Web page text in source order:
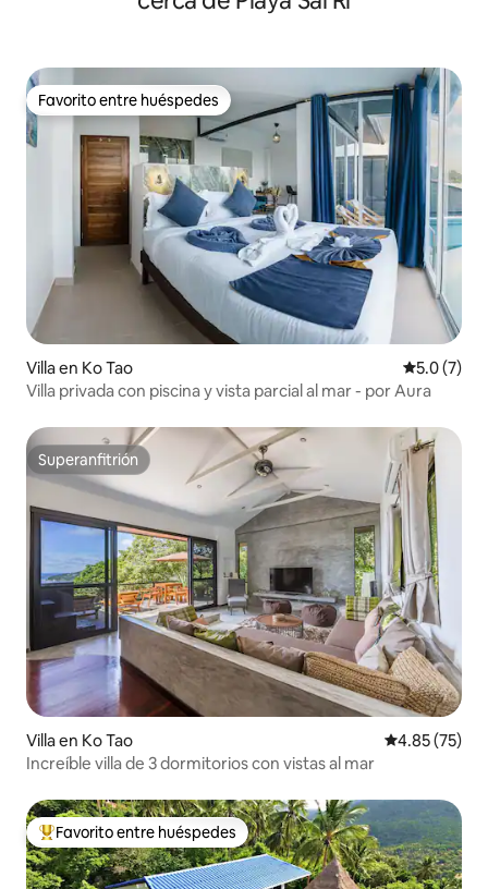
Favorito entre huéspedes
Favorito entre huéspedes
Villa en Ko Tao
5.0 (7)
Villa privada con piscina y vista parcial al mar - por Aura
Superanfitrión
Superanfitrión
Villa en Ko Tao Calificación
4.85 (75)
Increíble villa de 3 dormitorios con vistas al mar
Favorito entre huéspedes preferido
Favorito entre huéspedes